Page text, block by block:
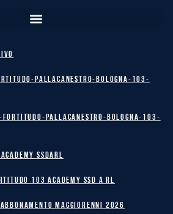
Pallacanestro-Bologna-103-
Fortitudo-Pallacanestro-Bologna-103-
SSDARL
103 Academy SSD A RL
MAGGIORENNI 2026